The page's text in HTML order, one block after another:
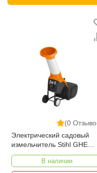
производителей. У
способ оплаты,
оптом и с доставкой
На сайте постоянно
значительно
этом компания и без
для Ташкента цены
и травы. К
относятся услуги
(0
Электрический садовый
измельчитель Stihl GHE
260.0
В наличии